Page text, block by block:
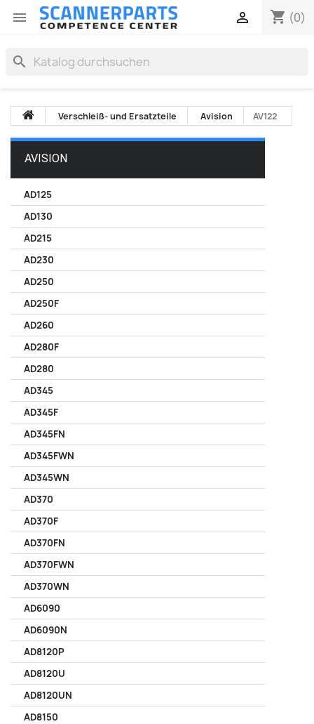
 shopping_cart (0)

search
Verschleiß- und Ersatzteile Avision AV122
AVISION
AD125
AD130
AD215
AD230
AD250
AD250F
AD260
AD280F
AD280
AD345
AD345F
AD345FN
AD345FWN
AD345WN
AD370
AD370F
AD370FN
AD370FWN
AD370WN
AD6090
AD6090N
AD8120P
AD8120U
AD8120UN
AD8150